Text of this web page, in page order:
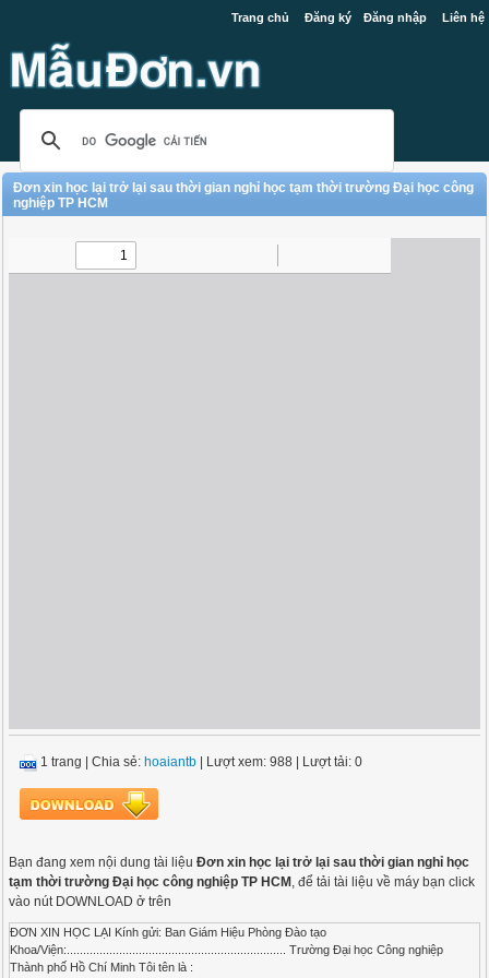
Trang chủ Đăng ký Đăng nhập Liên hệ
Đơn xin học lại trở lại sau thời gian nghỉ học tạm thời trường Đại học công
nghiệp TP HCM
1 trang |Chia sẻ: hoaiantb | Lượt xem: 988 | Lượt tải: 0
Bạn đang xem nội dung tài liệuĐơn xin học lại trở lại sau thời gian nghỉ học
tạm thời trường Đại học công nghiệp TP HCM , để tải tài liệu về máy bạn click
vào nút DOWNLOAD ở trên
ĐƠN XIN HỌC LẠI Kính gửi: Ban Giám Hiệu Phòng Đào tạo
Khoa/Viện:................................................................... Trường Đại học Công nghiệp
Thành phố Hồ Chí Minh Tôi tên là :